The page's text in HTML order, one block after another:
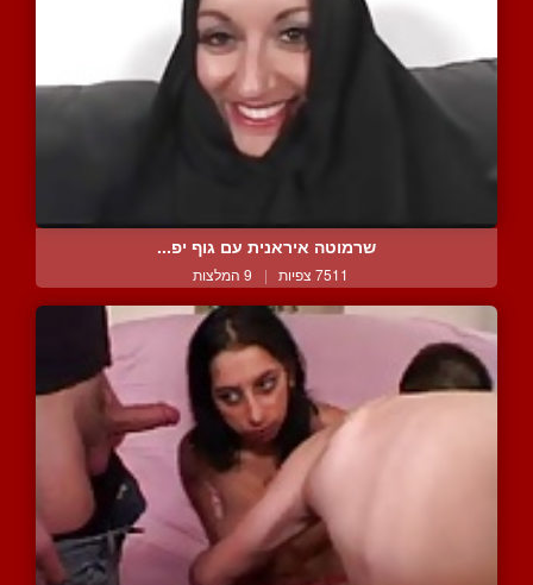
שרמוטה איראנית עם גוף יפ...
7511 צפיות | 9 המלצות